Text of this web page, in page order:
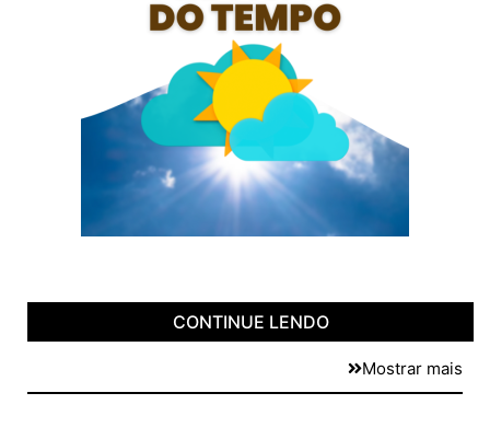
CONTINUE LENDO
Mostrar mais